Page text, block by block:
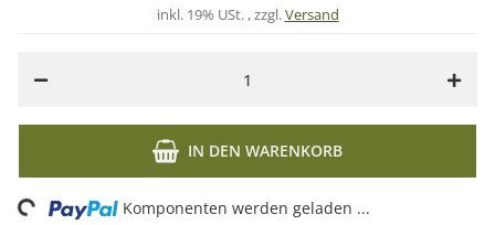
inkl. 19% USt. , zzgl.Versand
IN DEN WARENKORB
Loading... Komponenten werden geladen ...